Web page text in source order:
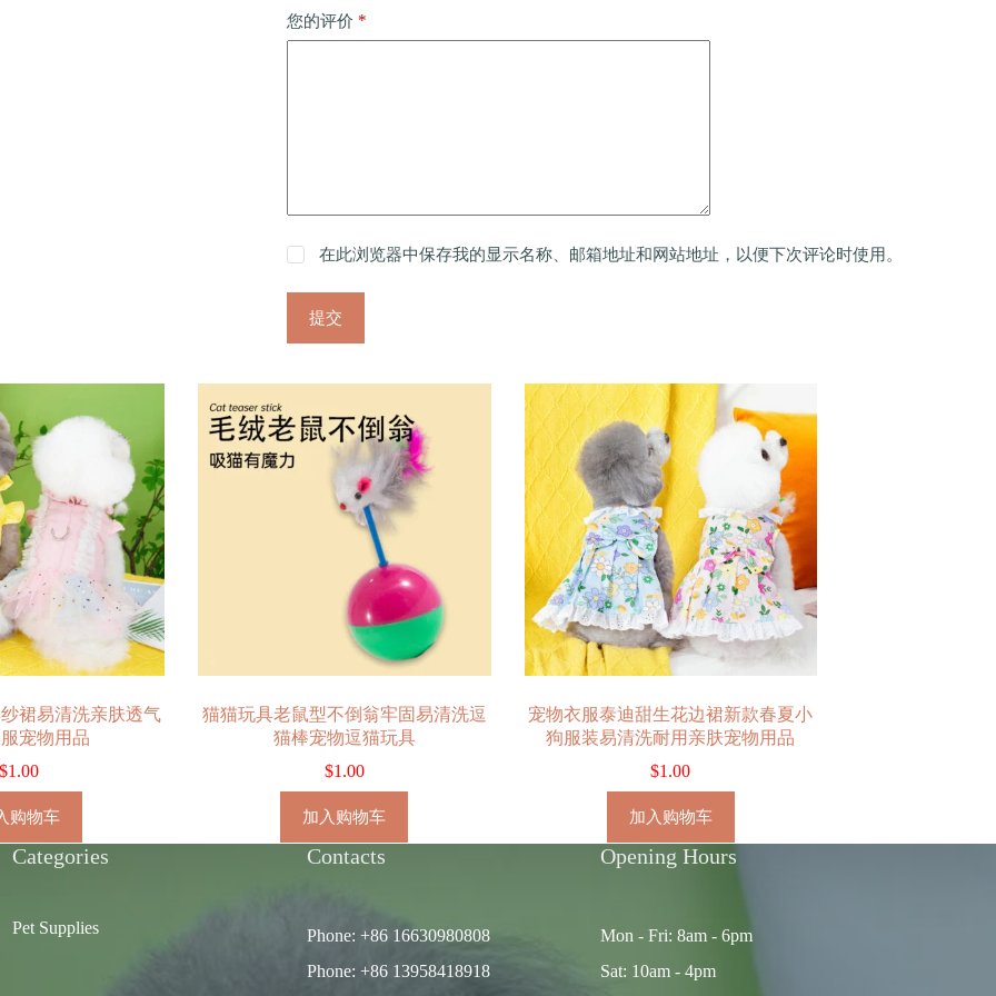
您的评价 *
在此浏览器中保存我的显示名称、邮箱地址和网站地址，以便下次评论时使用。
提交
裙易清洗亲肤透气
宠物用品
1.00
购物车
猫猫玩具老鼠型不倒翁牢固易清洗逗
猫棒宠物逗猫玩具
$1.00
加入购物车
宠物衣服泰迪甜生花边裙新款春夏小
狗服装易清洗耐用亲肤宠物用品
$1.00
加入购物车
Categories
Pet Supplies
Contacts
Phone: +86 16630980808
Phone: +86 13958418918
Opening Hours
Mon - Fri: 8am - 6pm
Sat: 10am - 4pm